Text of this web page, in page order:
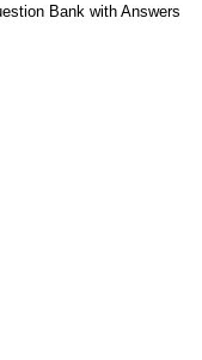
Bank with Answers